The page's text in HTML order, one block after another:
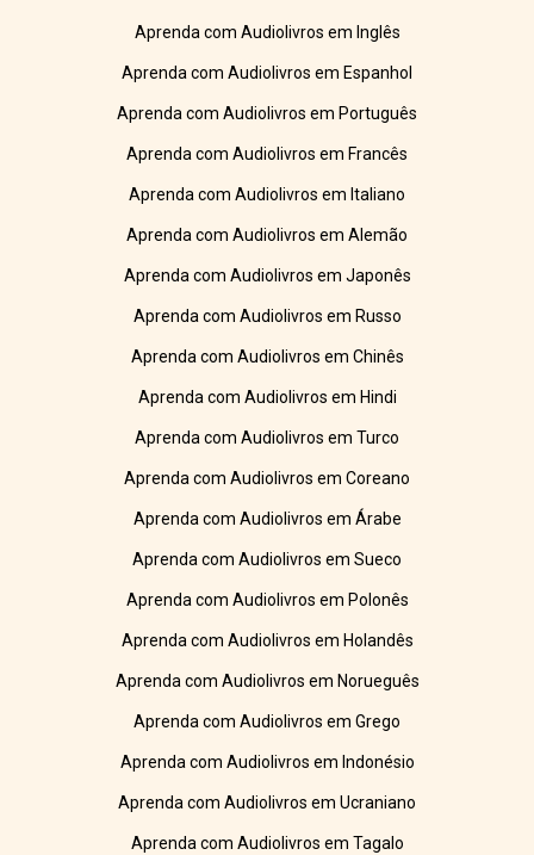
Aprenda com Audiolivros em Inglês
Aprenda com Audiolivros em Espanhol
Aprenda com Audiolivros em Português
Aprenda com Audiolivros em Francês
Aprenda com Audiolivros em Italiano
Aprenda com Audiolivros em Alemão
Aprenda com Audiolivros em Japonês
Aprenda com Audiolivros em Russo
Aprenda com Audiolivros em Chinês
Aprenda com Audiolivros em Hindi
Aprenda com Audiolivros em Turco
Aprenda com Audiolivros em Coreano
Aprenda com Audiolivros em Árabe
Aprenda com Audiolivros em Sueco
Aprenda com Audiolivros em Polonês
Aprenda com Audiolivros em Holandês
Aprenda com Audiolivros em Norueguês
Aprenda com Audiolivros em Grego
Aprenda com Audiolivros em Indonésio
Aprenda com Audiolivros em Ucraniano
Aprenda com Audiolivros em Tagalo